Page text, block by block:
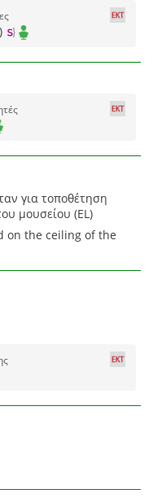
για τοποθέτηση
μουσείου (EL)
on the ceiling of the